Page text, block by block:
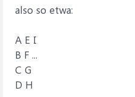
also so etwa:
A E I
B F ...
C G
D H